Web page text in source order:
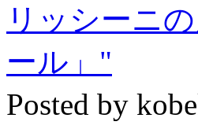
リッシーニ
ール」"
Posted by